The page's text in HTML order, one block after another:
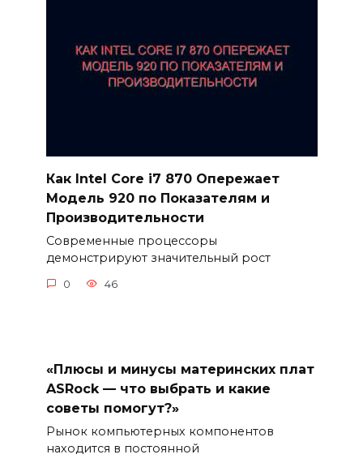
Как Intel Core i7 870 Опережает
Модель 920 по Показателям и
Производительности
Современные процессоры
демонстрируют значительный рост
0 46
«Плюсы и минусы материнских плат
ASRock — что выбрать и какие
советы помогут?»
Рынок компьютерных компонентов
находится в постоянной